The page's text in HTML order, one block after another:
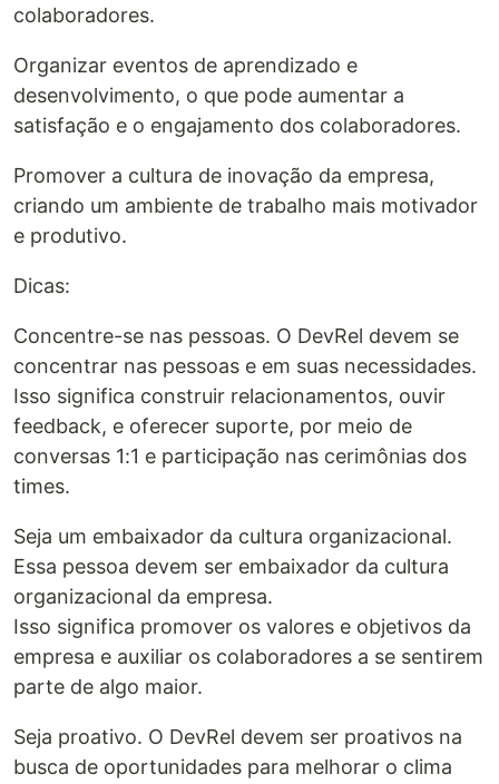
colaboradores.
Organizar eventos de aprendizado e
desenvolvimento, o que pode aumentar a
satisfação e o engajamento dos colaboradores.
Promover a cultura de inovação da empresa,
criando um ambiente de trabalho mais motivador
e produtivo.
Dicas:
Concentre-se nas pessoas. O DevRel devem se
concentrar nas pessoas e em suas necessidades.
Isso significa construir relacionamentos, ouvir
feedback, e oferecer suporte, por meio de
conversas 1:1 e participação nas cerimônias dos
times.
Seja um embaixador da cultura organizacional.
Essa pessoa devem ser embaixador da cultura
organizacional da empresa.
Isso significa promover os valores e objetivos da
empresa e auxiliar os colaboradores a se sentirem
parte de algo maior.
Seja proativo. O DevRel devem ser proativos na
busca de oportunidades para melhorar o clima